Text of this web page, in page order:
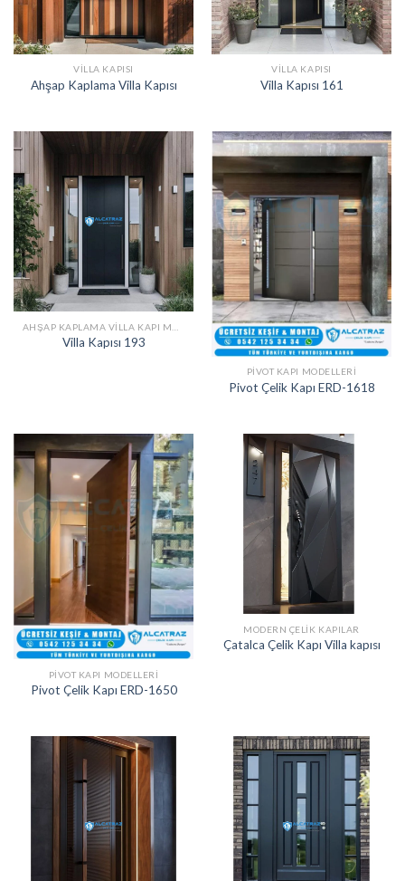
VILLA KAPISI
Ahşap Kaplama Villa Kapısı
VILLA KAPISI
Villa Kapısı 161
Villa Kapısı 193
PIVOT KAPI MODELLERI
Pivot Çelik Kapı ERD-1618
PIVOT KAPI MODELLERI
Pivot Çelik Kapı ERD-1650
MODERN ÇELIK KAPILAR
Çatalca Çelik Kapı Villa kapısı